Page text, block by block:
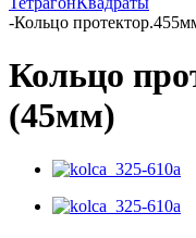
-Кольцо
Кольцо
(45мм)